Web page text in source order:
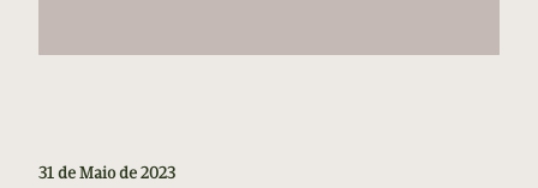
31 de Maio de 2023